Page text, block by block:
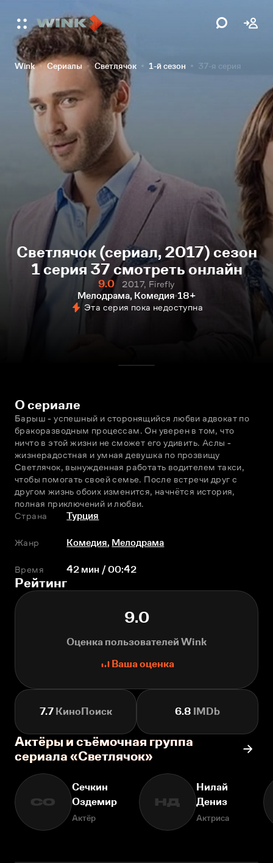
Wink Сериалы Светлячок 1-й сезон 37-я серия
Светлячок (сериал, 2017) сезон
1 серия 37 смотреть онлайн
9.0
2017, Firefly
Мелодрама, Комедия 18+
Эта серия пока недоступна
О сериале
Барыш - успешный и сторонящийся любви адвокат по
бракоразводным процессам. Он уверен в том, что
ничто в этой жизни не сможет его удивить. Аслы -
жизнерадостная и умная девушка по прозвищу
Светлячок, вынужденная работать водителем такси,
чтобы помогать своей семье. После встречи друг с
другом жизнь обоих изменится, начнётся история,
полная приключений и любви.
Страна
Турция
Жанр Комедия, Мелодрама
Время 42 мин / 00:42
Рейтинг
9.0
Оценка пользователей Wink
Ваша оценка
7.7КиноПоиск 6.8 IMDb
Актёры и съёмочная группа
сериала «Светлячок»
СО
Сечкин
Оздемир
Актёр
НД
Нилай
Дениз
Актриса